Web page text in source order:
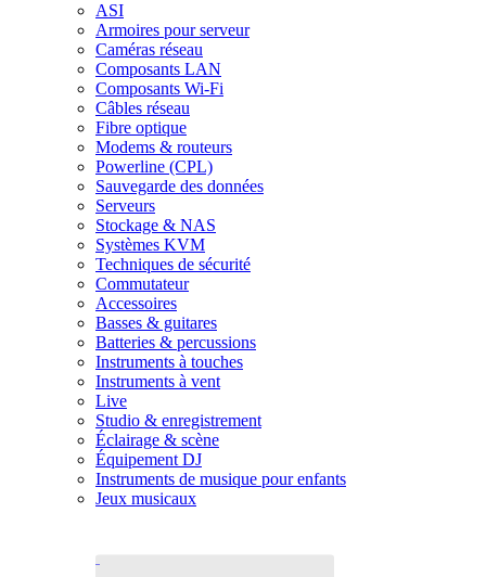
ASI
Armoires pour serveur
Caméras réseau
Composants LAN
Composants Wi-Fi
Câbles réseau
Fibre optique
Modems & routeurs
Powerline (CPL)
Sauvegarde des données
Serveurs
Stockage & NAS
Systèmes KVM
Techniques de sécurité
Commutateur
Accessoires
Basses & guitares
Batteries & percussions
Instruments à touches
Instruments à vent
Live
Studio & enregistrement
Éclairage & scène
Équipement DJ
Instruments de musique pour enfants
Jeux musicaux